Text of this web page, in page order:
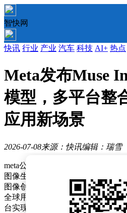
智快网
快讯 行业 产业 汽车 科技 AI+ 热点
Meta发布Muse
模型，多平台整
应用新场景
2026-07-08来源：快讯编辑：瑞雪
meta公司近日正式发布了一款名为
图像生成工具，这是其超级智能
图像创作产品。该模型已率先集成
全球用户免费使用，同时与
台实现无缝对接，用户无需切换